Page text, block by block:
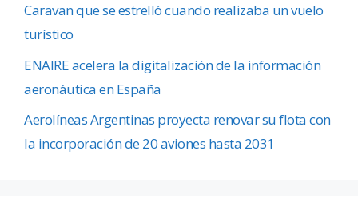
Caravan que se estrelló cuando realizaba un vuelo
turístico
ENAIRE acelera la digitalización de la información
aeronáutica en España
Aerolíneas Argentinas proyecta renovar su flota con
la incorporación de 20 aviones hasta 2031